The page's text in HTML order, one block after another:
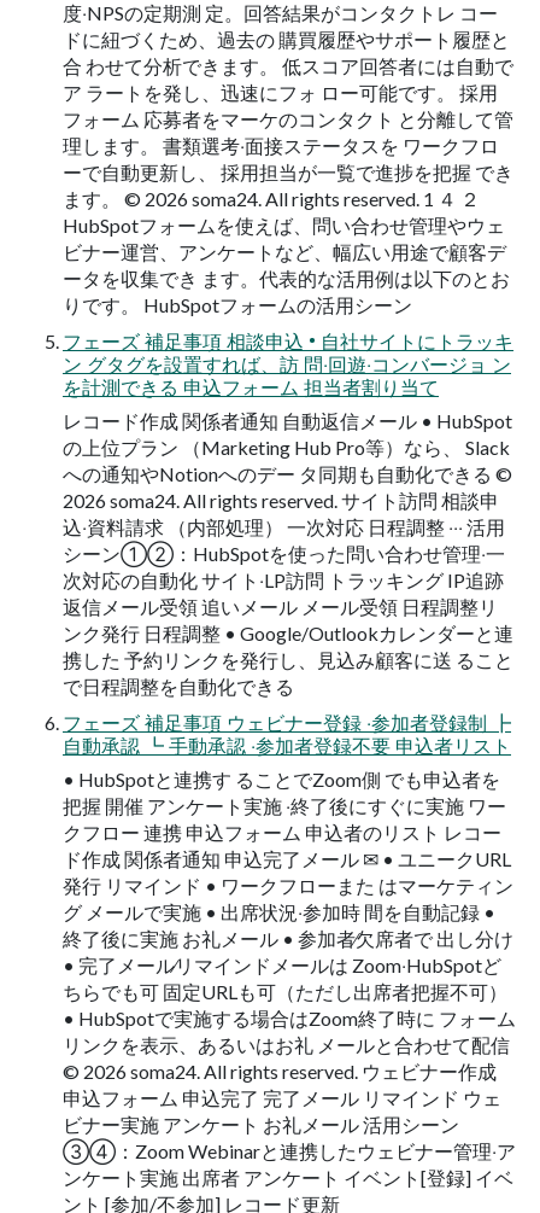
度‧NPSの定期測 定。回答結果がコンタクトレ コー
ドに紐づくため、過去の 購買履歴やサポート履歴と
合 わせて分析できます。 低スコア回答者には⾃動で
ア ラートを発し、迅速にフォ ロー可能です。 採⽤
フォーム 応募者をマーケのコンタクト と分離して管
理します。 書類選考‧⾯接ステータスを ワークフロ
ーで⾃動更新し、 採⽤担当が⼀覧で進捗を把握 でき
ます。 © 2026 soma24. All rights reserved. 1 ４ ２
HubSpotフォームを使えば、問い合わせ管理やウェ
ビナー運営、アンケートなど、幅広い⽤途で顧客デ
ータを収集でき ます。代表的な活⽤例は以下のとお
りです。 HubSpotフォームの活⽤シーン
フェーズ 補⾜事項 相談申込 • ⾃社サイトにトラッキ
ン グタグを設置すれば、訪 問‧回遊‧コンバージョ ン
を計測できる 申込フォーム 担当者割り当て
レコード作成 関係者通知 ⾃動返信メール • HubSpot
の上位プラン （Marketing Hub Pro等）なら、 Slack
への通知やNotionへのデー タ同期も⾃動化できる ©
2026 soma24. All rights reserved. サイト訪問 相談申
込‧資料請求 （内部処理） ⼀次対応 ⽇程調整 ‧‧‧ 活⽤
シーン①②：HubSpotを使った問い合わせ管理‧⼀
次対応の⾃動化 サイト‧LP訪問 トラッキング IP追跡
返信メール受領 追いメール メール受領 ⽇程調整リ
ンク発⾏ ⽇程調整 • Google/Outlookカレンダーと連
携した 予約リンクを発⾏し、⾒込み顧客に送 ること
で⽇程調整を⾃動化できる
フェーズ 補⾜事項 ウェビナー登録 ‧参加者登録制 ┣
⾃動承認 ┗ ⼿動承認 ‧参加者登録不要 申込者リスト
• HubSpotと連携す ることでZoom側 でも申込者を
把握 開催 アンケート実施 ‧終了後にすぐに実施 ワー
クフロー 連携 申込フォーム 申込者のリスト レコー
ド作成 関係者通知 申込完了メール ✉ • ユニークURL
発⾏ リマインド • ワークフローまた はマーケティン
グ メールで実施 • 出席状況‧参加時 間を⾃動記録 •
終了後に実施 お礼メール • 参加者∕⽋席者で 出し分け
• 完了メール∕リマインドメールは Zoom‧HubSpotど
ちらでも可 固定URLも可（ただし出席者把握不可）
• HubSpotで実施する場合はZoom終了時に フォーム
リンクを表⽰、あるいはお礼 メールと合わせて配信
© 2026 soma24. All rights reserved. ウェビナー作成
申込フォーム 申込完了 完了メール リマインド ウェ
ビナー実施 アンケート お礼メール 活⽤シーン
③④：Zoom Webinarと連携したウェビナー管理‧ア
ンケート実施 出席者 アンケート イベント[登録] イベ
ント [参加/不参加] レコード更新